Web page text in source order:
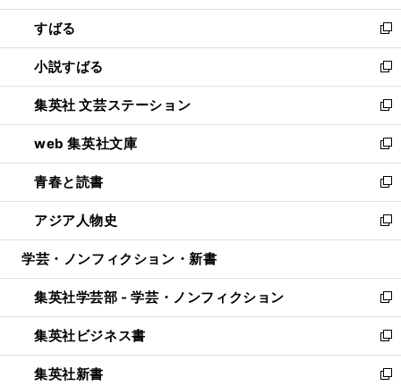
開
く
ウ
で
開
く
ン
ド
ウ
で
開
く
すばる
新
し
い
ウ
ィ
ン
ド
ウ
で
開
く
小説すばる
新
し
い
ウ
ィ
ン
ド
ウ
で
開
集英社 文芸ステーション
新
し
い
ウ
ィ
ン
ド
ウ
開
く
web 集英社文庫
新
し
い
ウ
ィ
ン
ウ
で
開
く
青春と読書
新
し
い
ウ
ン
ド
ウ
で
開
く
アジア人物史
新
し
ウ
ィ
ン
ド
ウ
で
学芸・ノンフィクション・新書
集英社学芸部 - 学芸・ノンフィクション
新
し
い
ウ
ィ
集英社ビジネス書
新
し
い
集英社新書
新